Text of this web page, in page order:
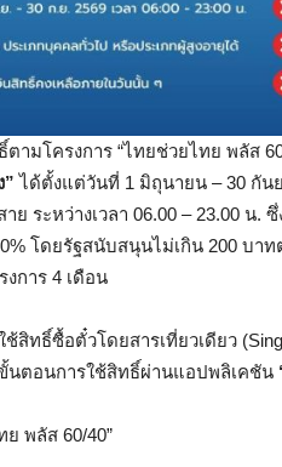
ามโครงการ “ไทยช่วยไทย พลัส
”ได้ตั้งแต่วันที่ 1 มิถุนายน – 30 กัน
ย ระหว่างเวลา 06.00 – 23.00 น.
โดยรัฐสนับสนุนไม่เกิน 200 บ
งการ 4 เดือน
สิทธิ์ซื้อตั๋วโดยสารเที่ยวเดียว
นตอนการใช้สิทธิ์ผ่านแอปพลิเคชัน
พลัส 60/40”